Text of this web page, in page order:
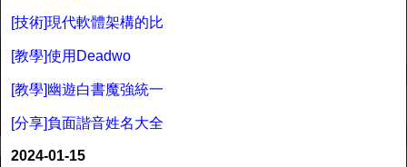
[技術]現代軟體架構的比
[教學]使用Deadwo
[教學]幽遊白書魔強統一
[分享]負面諧音姓名大全
2024-01-15